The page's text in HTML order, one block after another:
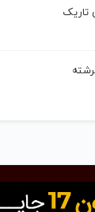
تاریک
موزیک محفوظ است.